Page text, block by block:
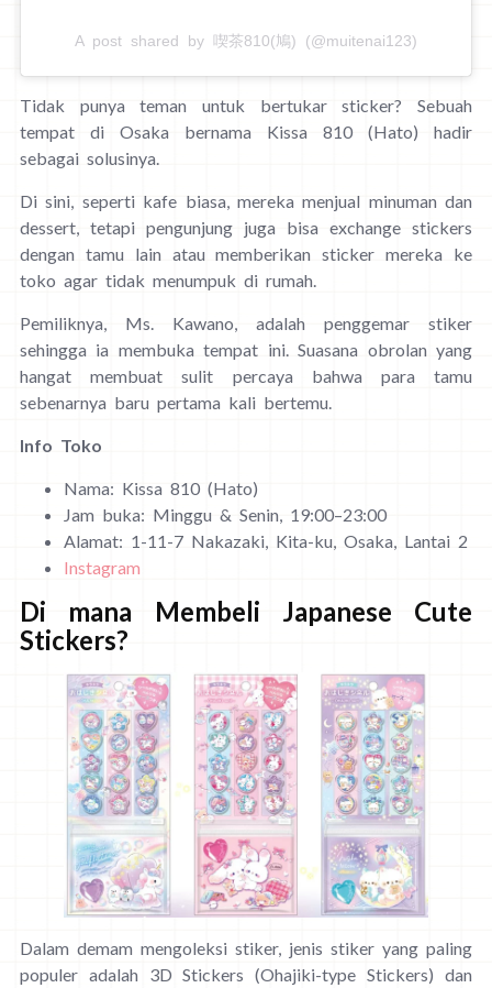
A post shared by 喫茶810(鳩) (@muitenai123)
Tidak punya teman untuk bertukar sticker? Sebuah
tempat di Osaka bernama Kissa 810 (Hato) hadir
sebagai solusinya.
Di sini, seperti kafe biasa, mereka menjual minuman dan
dessert, tetapi pengunjung juga bisa exchange stickers
dengan tamu lain atau memberikan sticker mereka ke
toko agar tidak menumpuk di rumah.
Pemiliknya, Ms. Kawano, adalah penggemar stiker
sehingga ia membuka tempat ini. Suasana obrolan yang
hangat membuat sulit percaya bahwa para tamu
sebenarnya baru pertama kali bertemu.
Info Toko
Nama: Kissa 810 (Hato)
Jam buka: Minggu & Senin, 19:00–23:00
Alamat: 1-11-7 Nakazaki, Kita-ku, Osaka, Lantai 2
Instagram
Di mana Membeli Japanese Cute
Stickers?
Dalam demam mengoleksi stiker, jenis stiker yang paling
populer adalah 3D Stickers (Ohajiki-type Stickers) dan